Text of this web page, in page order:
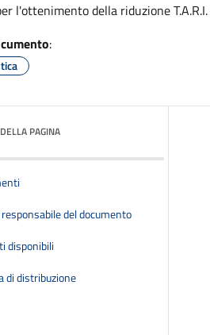
l'ottenimento della riduzione
:
PAGINA
del documento
disponibili
di distribuzione